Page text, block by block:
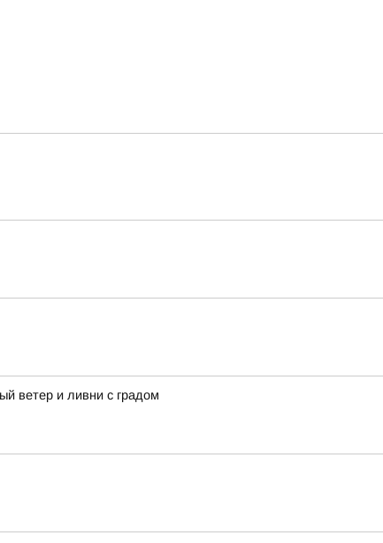
ветер и ливни с градом